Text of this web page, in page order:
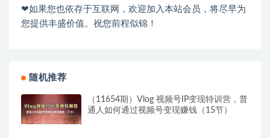
❤如果您也依存于互联网，欢迎加入本站会员，将尽早为
您提供丰盛价值。祝您前程似锦！
随机推荐
（11654期）Vlog 视频号IP变现特训营，普
通人如何通过视频号变现赚钱（15节）